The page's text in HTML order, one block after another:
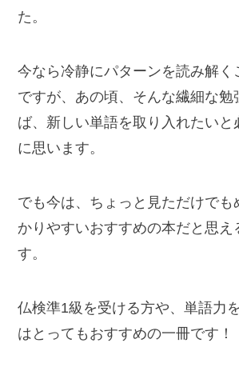
た。
今なら冷静にパターンを読み解く
ですが、あの頃、そんな繊細な勉
ば、新しい単語を取り入れたいと
に思います。
でも今は、ちょっと見ただけでも
かりやすいおすすめの本だと思え
す。
仏検準1級を受ける方や、単語力
はとってもおすすめの一冊です！